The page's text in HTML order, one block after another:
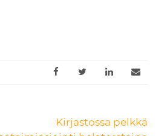
Kirjastossa pelkkä